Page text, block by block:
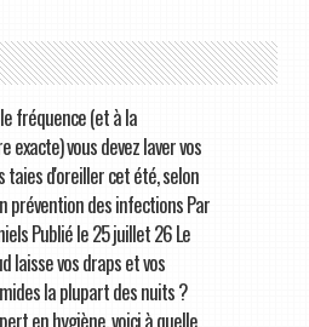
fréquence (et à la
exacte) vous devez laver vos
taies d'oreiller cet été, selon
prévention des infections Par
Publié le 25 juillet 26 Le
laisse vos draps et vos
la plupart des nuits ?
en hygiène, voici à quelle